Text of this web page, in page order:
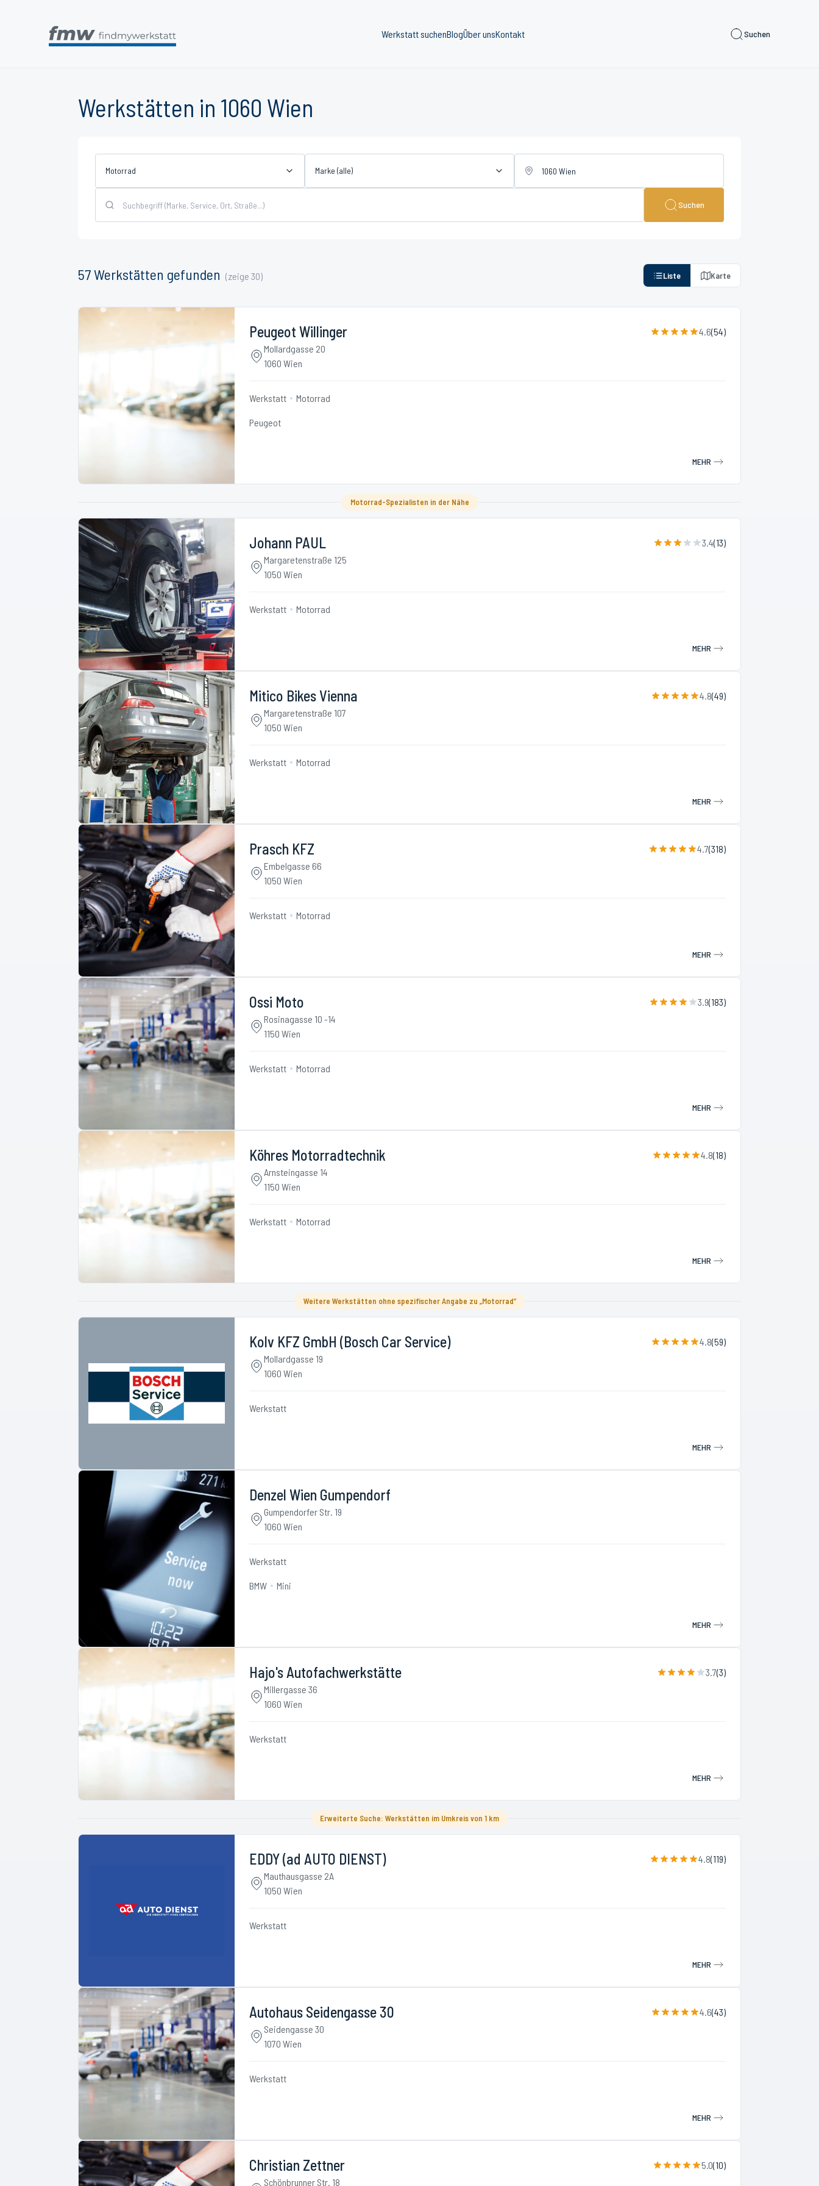
Werkstatt suchenBlogÜber unsKontakt Suchen
Werkstätten in 1060 Wien
Motorrad Marke (alle)
Suchen
57Werkstätten gefunden (zeige 30) Liste Karte
Peugeot Willinger 4.6(54)
Mollardgasse 20
1060 Wien
Werkstatt Motorrad
Peugeot
MEHR
Motorrad-Spezialisten in der Nähe
Johann PAUL 3.4(13)
Margaretenstraße 125
1050 Wien
Werkstatt Motorrad
MEHR
Mitico Bikes Vienna 4.8(49)
Margaretenstraße 107
1050 Wien
Werkstatt Motorrad
MEHR
Prasch KFZ 4.7(318)
Embelgasse 66
1050 Wien
Werkstatt Motorrad
MEHR
Ossi Moto 3.9(183)
Rosinagasse 10 -14
1150 Wien
Werkstatt Motorrad
MEHR
Köhres Motorradtechnik 4.8(18)
Arnsteingasse 14
1150 Wien
Werkstatt Motorrad
MEHR
Weitere Werkstätten ohne spezifischer Angabe zu „Motorrad“
Kolv KFZ GmbH (Bosch Car Service) 4.8(59)
Mollardgasse 19
1060 Wien
Werkstatt
MEHR
Denzel Wien Gumpendorf
Gumpendorfer Str. 19
1060 Wien
Werkstatt
BMW Mini
MEHR
Hajo's Autofachwerkstätte 3.7(3)
Millergasse 36
1060 Wien
Werkstatt
MEHR
Erweiterte Suche: Werkstätten im Umkreis von 1 km
EDDY (ad AUTO DIENST) 4.8(119)
Mauthausgasse 2A
1050 Wien
Werkstatt
MEHR
Autohaus Seidengasse 30 4.6(43)
Seidengasse 30
1070 Wien
Werkstatt
MEHR
Christian Zettner 5.0(10)
Schönbrunner Str. 18